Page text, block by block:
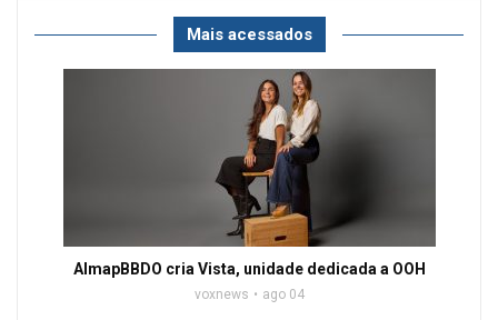
Mais acessados
AlmapBBDO cria Vista, unidade dedicada a OOH
voxnews ago 04